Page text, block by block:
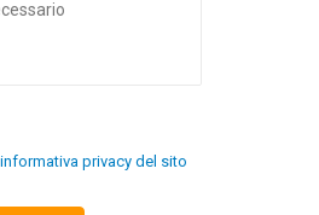
informativa privacy del sito